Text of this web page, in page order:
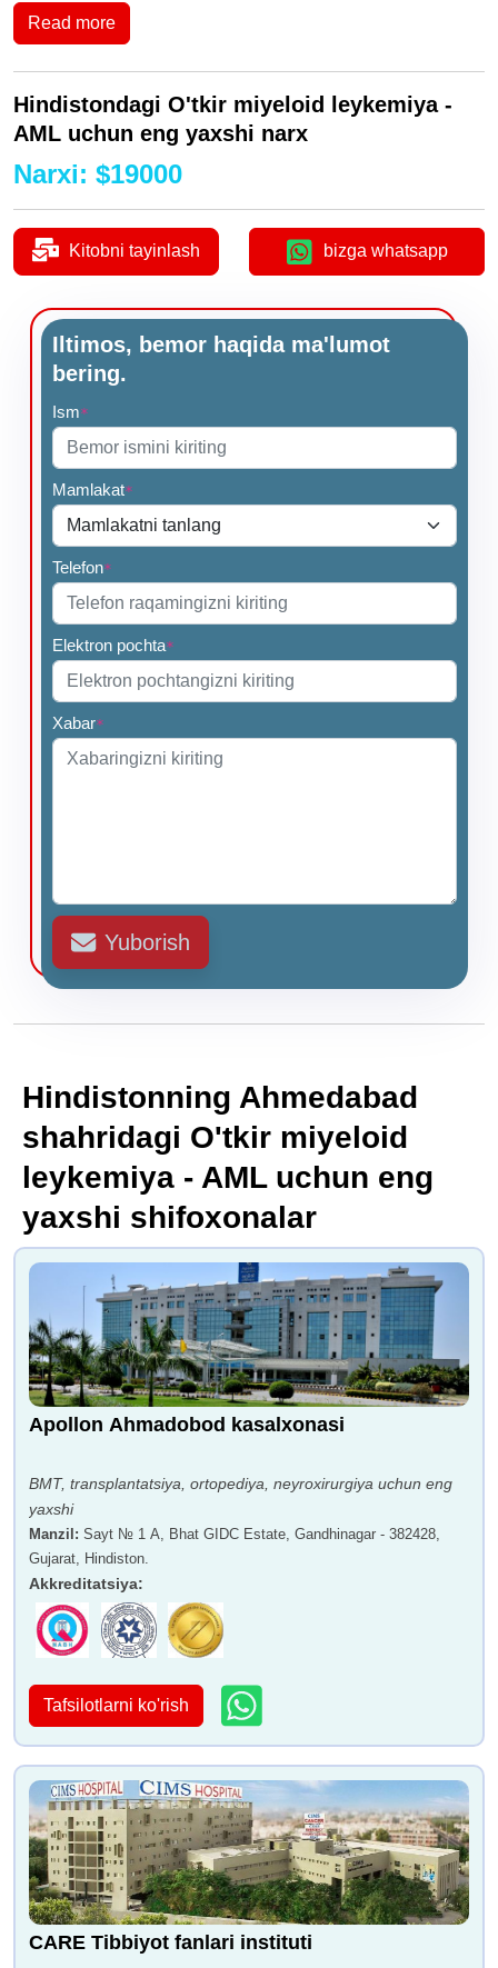
Read more
Hindistondagi O'tkir miyeloid leykemiya -
AML uchun eng yaxshi narx
Narxi: $19000
Kitobni tayinlash bizga whatsapp
Iltimos, bemor haqida ma'lumot
bering.
Ism*
Mamlakat*
Telefon*
Elektron pochta*
Xabar*
Yuborish
Hindistonning Ahmedabad
shahridagi O'tkir miyeloid
leykemiya - AML uchun eng
yaxshi shifoxonalar
Apollon Ahmadobod kasalxonasi
BMT, transplantatsiya, ortopediya, neyroxirurgiya uchun eng
yaxshi
Manzil : Sayt № 1 A, Bhat GIDC Estate, Gandhinagar - 382428,
Gujarat, Hindiston.
Akkreditatsiya:
Tafsilotlarni ko'rish
CARE Tibbiyot fanlari instituti